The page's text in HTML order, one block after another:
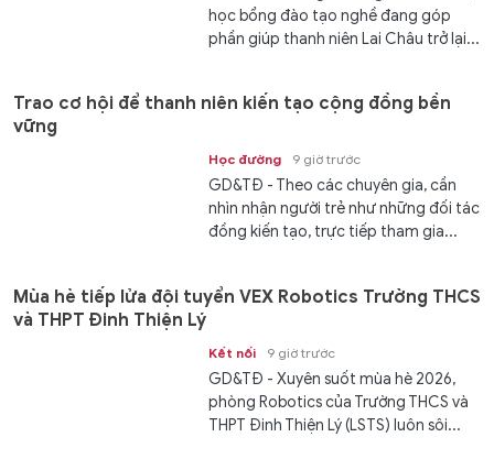
học bổng đào tạo nghề đang góp
phần giúp thanh niên Lai Châu trở lại...
Trao cơ hội để thanh niên kiến tạo cộng đồng bền
vững
Học đường 9 giờ trước
GD&TĐ - Theo các chuyên gia, cần
nhìn nhận người trẻ như những đối tác
đồng kiến tạo, trực tiếp tham gia...
Mùa hè tiếp lửa đội tuyển VEX Robotics Trường THCS
và THPT Đinh Thiện Lý
Kết nối 9 giờ trước
GD&TĐ - ​​Xuyên suốt mùa hè 2026,
phòng Robotics của Trường THCS và
THPT Đinh Thiện Lý (LSTS) luôn sôi...